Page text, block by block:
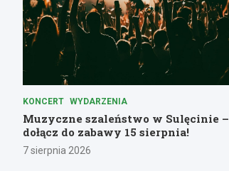
KONCERT WYDARZENIA
Muzyczne szaleństwo w Sulęcinie –
dołącz do zabawy 15 sierpnia!
7 sierpnia 2026